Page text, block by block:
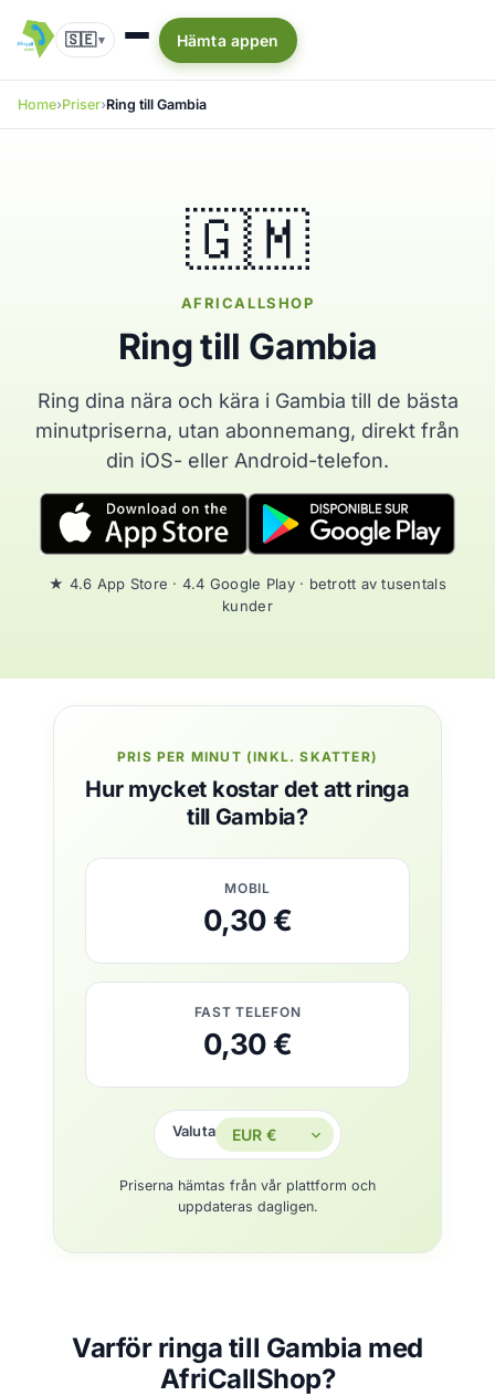
🇸🇪▾ Hämta appen
Home Priser Ring till Gambia
🇬🇲
AFRICALLSHOP
Ring till Gambia
Ring dina nära och kära i Gambia till de bästa
minutpriserna, utan abonnemang, direkt från
din iOS- eller Android-telefon.
★ 4.6 App Store · 4.4 Google Play · betrott av tusentals
kunder
PRIS PER MINUT (INKL. SKATTER)
Hur mycket kostar det att ringa
till Gambia?
MOBIL
0,30 €
FAST TELEFON
0,30 €
Valuta
Priserna hämtas från vår plattform och
uppdateras dagligen.
Varför ringa till Gambia med
AfriCallShop?